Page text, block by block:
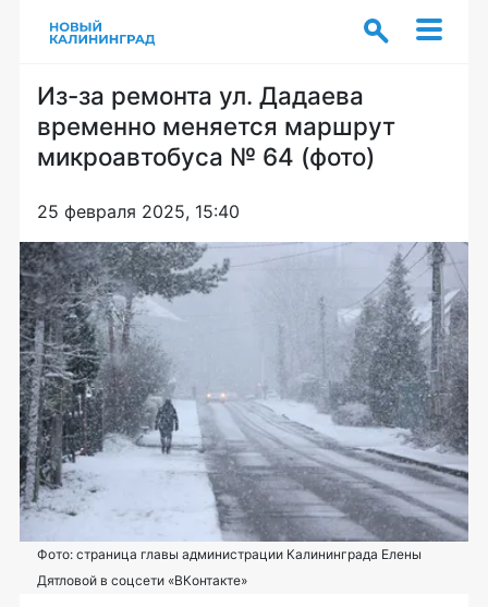
Из-за ремонта ул. Дадаева
временно меняется маршрут
микроавтобуса № 64 (фото)
25 февраля 2025, 15:40
Фото: страница главы администрации Калининграда Елены
Дятловой в соцсети «ВКонтакте»